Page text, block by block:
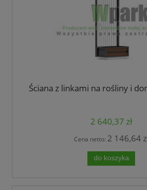
Ściana z linkami na rośliny i
2 640,37 zł
Cena netto: 2 146,64
do koszyka